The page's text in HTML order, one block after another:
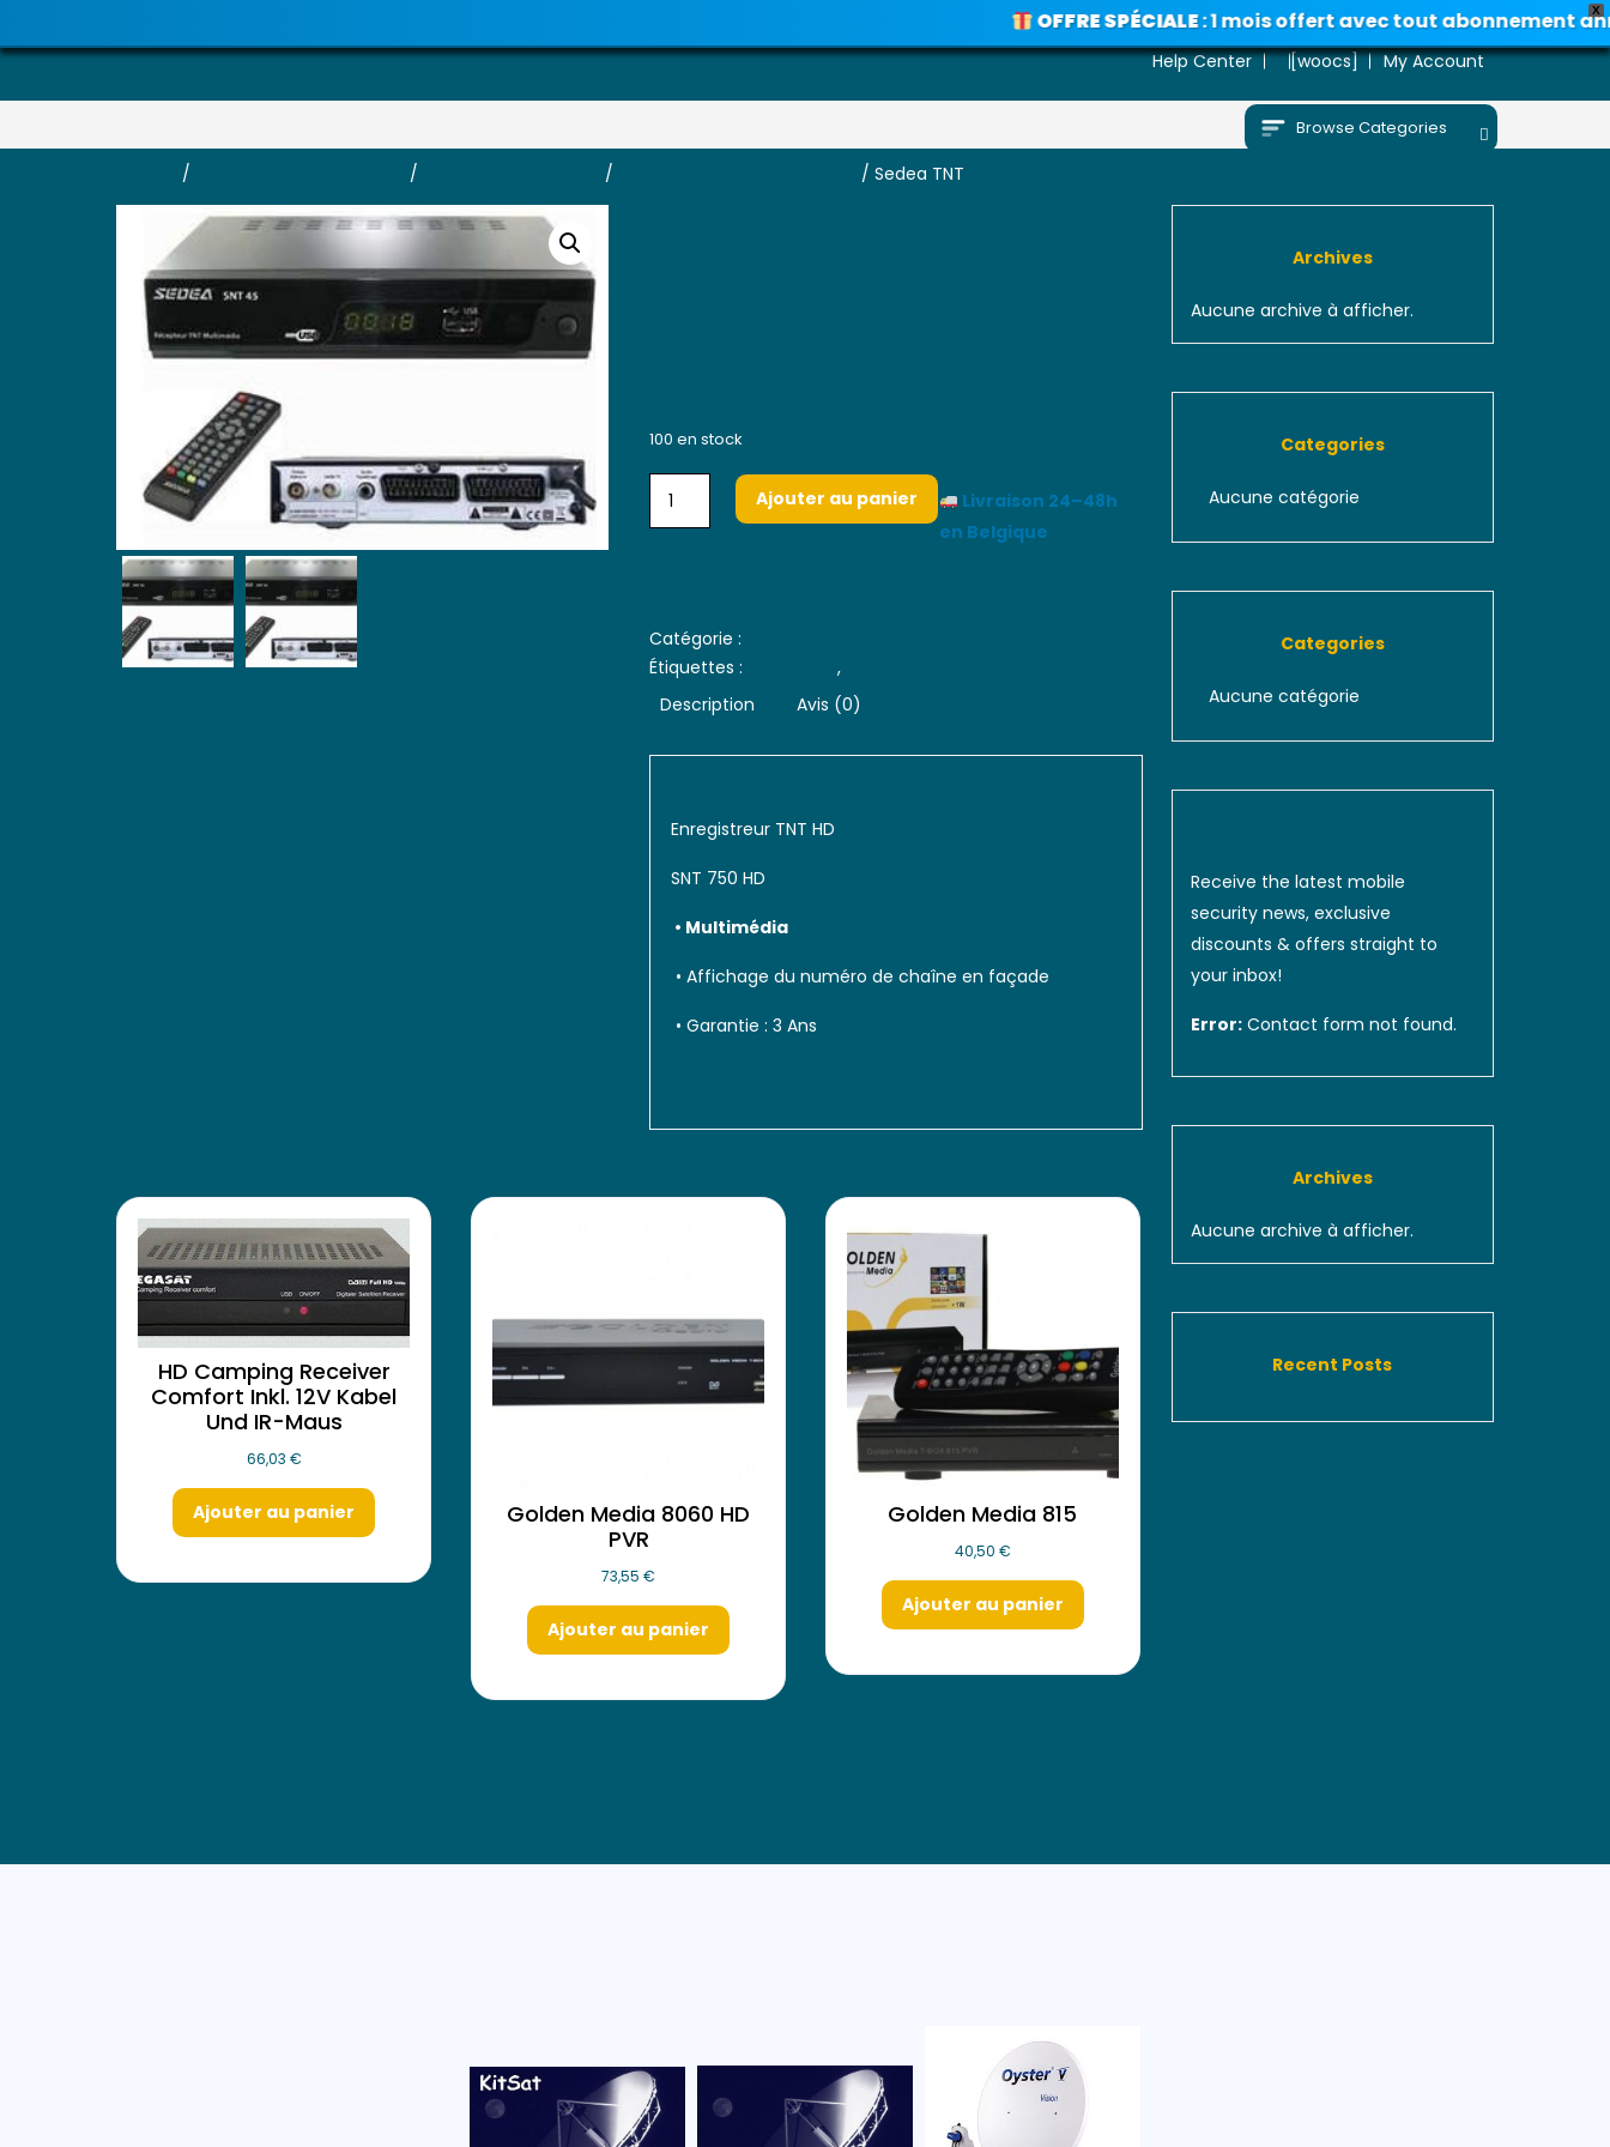
X
OFFRE SPÉCIALE: 1 mois offert avec tout abonnement annuel
Voir les promos Help Center [woocs] My Account
Browse Categories
/ / / / Sedea TNT
100 en stock
Ajouter au panier
Livraison 24–48h
en Belgique
Catégorie :
Étiquettes :
Sedea TNT,
Description
Avis (0)
Enregistreur TNT HD
SNT 750 HD
• Multimédia
• Affichage du numéro de chaîne en façade
• Garantie : 3 Ans
HD Camping Receiver
Comfort Inkl. 12V Kabel
Und IR-Maus
66,03 €
Ajouter au panier
Golden Media 8060 HD
PVR
73,55€
Ajouter au panier
Golden Media 815
40,50 €
Ajouter au panier
Archives
Aucune archive à afficher.
Categories
Aucune catégorie
Categories
Aucune catégorie
Receive the latest mobile
security news, exclusive
discounts & offers straight to
your inbox!
Error:Contact form not found.
Archives
Aucune archive à afficher.
Recent Posts